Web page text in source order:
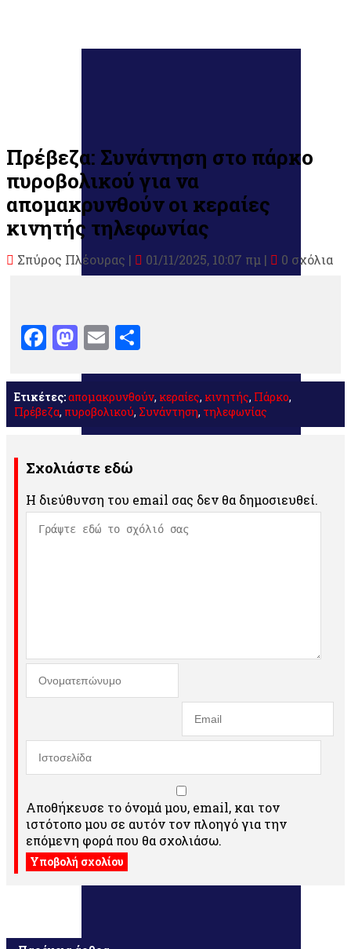
Πρέβεζα: Συνάντηση στο πάρκο
πυροβολικού για να
απομακρυνθούν οι κεραίες
κινητής τηλεφωνίας
Σπύρος Πλέουρας | 01/11/2025, 10:07 πμ | 0 σχόλια
Facebook
Mastodon
Email
Ετικέτες:απομακρυνθούν, κεραίες, κινητής, Πάρκο,
Πρέβεζα, πυροβολικού, Συνάντηση, τηλεφωνίας
Σχολιάστε εδώ
Η διεύθυνση του email σας δεν θα δημοσιευθεί.
Αποθήκευσε το όνομά μου, email, και τον
ιστότοπο μου σε αυτόν τον πλοηγό για την
επόμενη φορά που θα σχολιάσω.